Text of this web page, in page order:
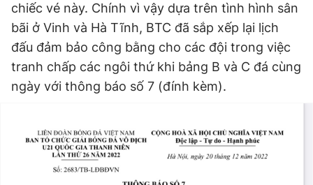
chiếc vé này. Chính vì vậy dựa trên tình hình sân
bãi ở Vinh và Hà Tĩnh, BTC đã sắp xếp lại lịch
đấu đảm bảo công bằng cho các đội trong việc
tranh chấp các ngôi thứ khi bảng B và C đá cùng
ngày với thông báo số 7 (đính kèm).